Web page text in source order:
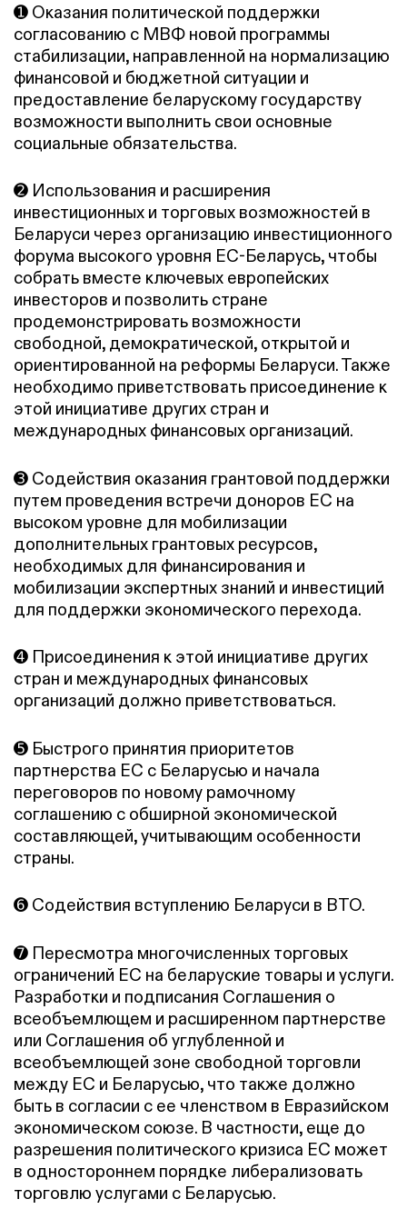
➊ Оказания политической поддержки
согласованию с МВФ новой программы
стабилизации, направленной на нормализацию
финансовой и бюджетной ситуации и
предоставление беларускому государству
возможности выполнить свои основные
социальные обязательства.
➋ Использования и расширения
инвестиционных и торговых возможностей в
Беларуси через организацию инвестиционного
форума высокого уровня ЕС-Беларусь, чтобы
собрать вместе ключевых европейских
инвесторов и позволить стране
продемонстрировать возможности
свободной, демократической, открытой и
ориентированной на реформы Беларуси. Также
необходимо приветствовать присоединение к
этой инициативе других стран и
международных финансовых организаций.
➌ Содействия оказания грантовой поддержки
путем проведения встречи доноров ЕС на
высоком уровне для мобилизации
дополнительных грантовых ресурсов,
необходимых для финансирования и
мобилизации экспертных знаний и инвестиций
для поддержки экономического перехода.
➍ Присоединения к этой инициативе других
стран и международных финансовых
организаций должно приветствоваться.
➎ Быстрого принятия приоритетов
партнерства ЕС с Беларусью и начала
переговоров по новому рамочному
соглашению с обширной экономической
составляющей, учитывающим особенности
страны.
➏ Содействия вступлению Беларуси в ВТО.
➐ Пересмотра многочисленных торговых
ограничений ЕС на беларуские товары и услуги.
Разработки и подписания Соглашения о
всеобъемлющем и расширенном партнерстве
или Соглашения об углубленной и
всеобъемлющей зоне свободной торговли
между ЕС и Беларусью, что также должно
быть в согласии с ее членством в Евразийском
экономическом союзе. В частности, еще до
разрешения политического кризиса ЕС может
в одностороннем порядке либерализовать
торговлю услугами с Беларусью.